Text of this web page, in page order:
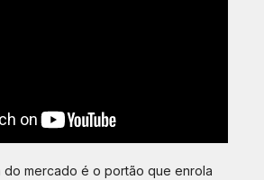
do mercado é o portão que enrola